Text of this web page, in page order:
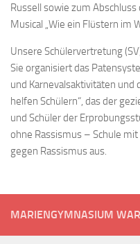
Russell sowie zum
Musical „Wie ein Flüstern im
Unsere Schülervertretung
Sie organisiert das
und Karnevalsaktivitäten und
helfen Schülern“, das der
und Schüler der
ohne Rassismus – Schule mit
gegen Rassismus aus.
MARIENGYMNASIUM